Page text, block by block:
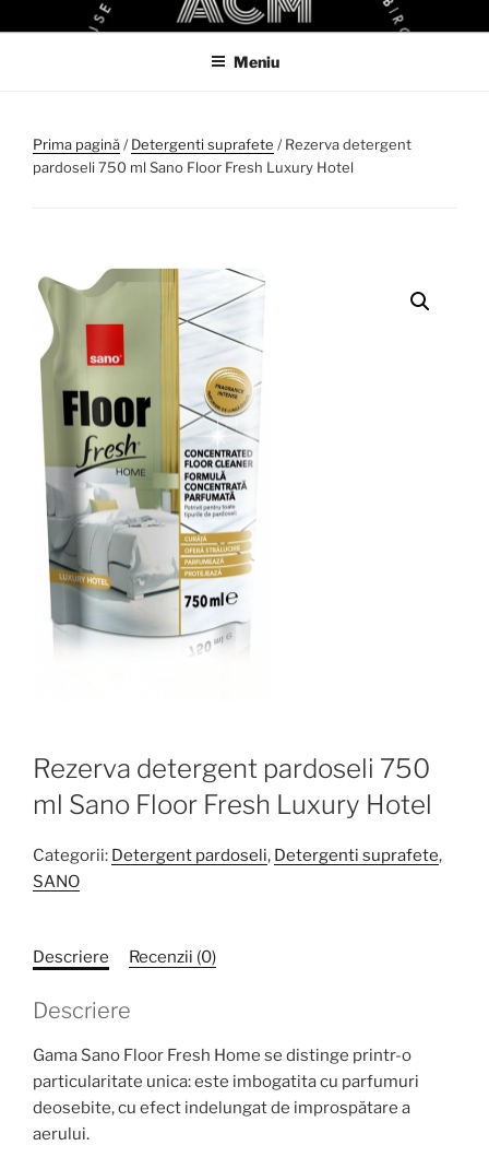
la
ACM
ACM VIRTUAL SHOP
Meniu
Prima pagină/Detergenti suprafete / Rezerva detergent
pardoseli 750 ml Sano Floor Fresh Luxury Hotel
Rezerva detergent pardoseli 750
ml Sano Floor Fresh Luxury Hotel
Categorii: Detergent pardoseli, Detergenti suprafete,
SANO
Descriere Recenzii (0)
Descriere
Gama Sano Floor Fresh Home se distinge printr-o
particularitate unica: este imbogatita cu parfumuri
deosebite, cu efect indelungat de improspătare a
aerului.